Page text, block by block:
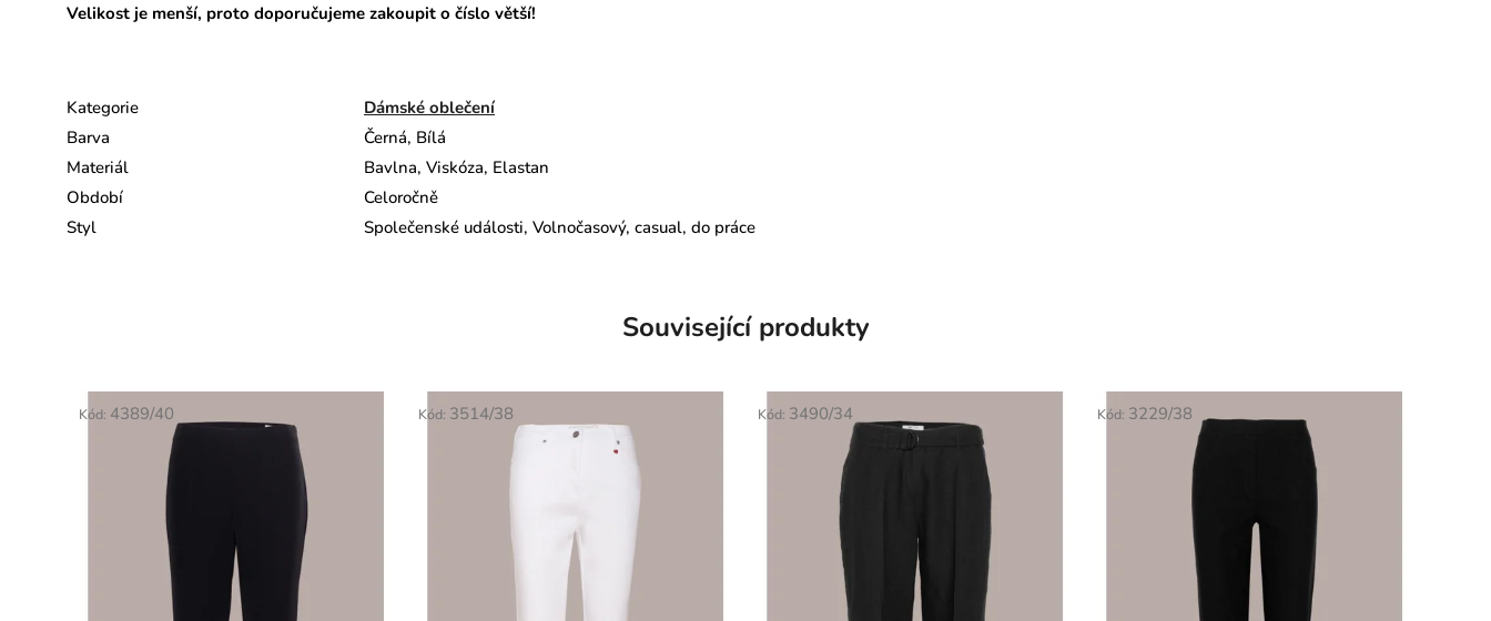
Velikost je menší, proto doporučujeme zakoupit o číslo větší!
Kategorie
Dámské oblečení
Barva
Černá, Bílá
Materiál
Bavlna, Viskóza, Elastan
Období
Celoročně
Styl
Společenské události, Volnočasový, casual, do práce
Související produkty
Kód: 4389/40 Kód: 3514/38 Kód: 3490/34 Kód: 3229/38